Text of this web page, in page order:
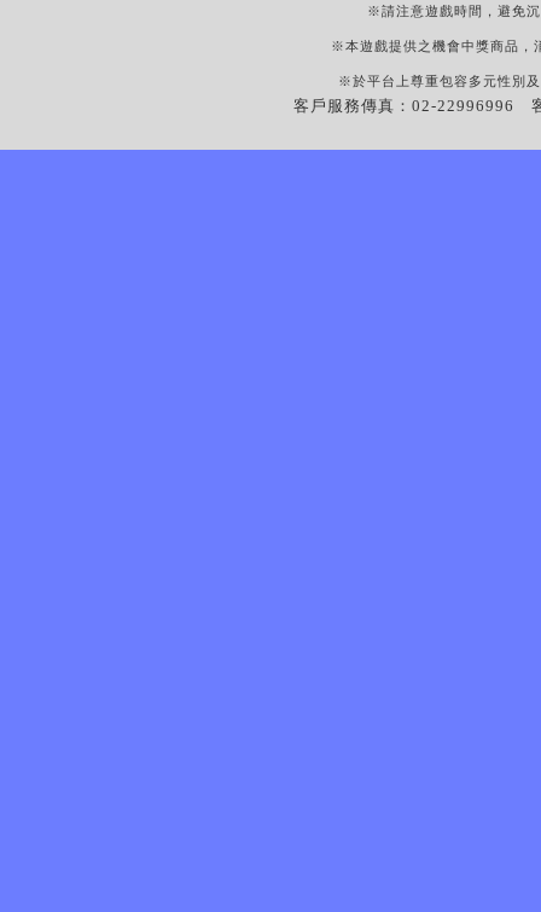
※請注意遊戲時間，避免
※本遊戲提供之機會中獎商品，
※於平台上尊重包容多元性別
客戶服務傳真：02-22996996